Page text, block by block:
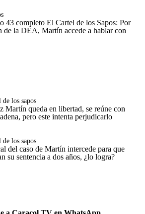
43 completo El Cartel de los Sapos: Por
de la DEA, Martín accede a hablar con
los sapos
Martín queda en libertad, se reúne con
pero este intenta perjudicarlo
los sapos
del caso de Martín intercede para que
su sentencia a dos años, ¿lo logra?